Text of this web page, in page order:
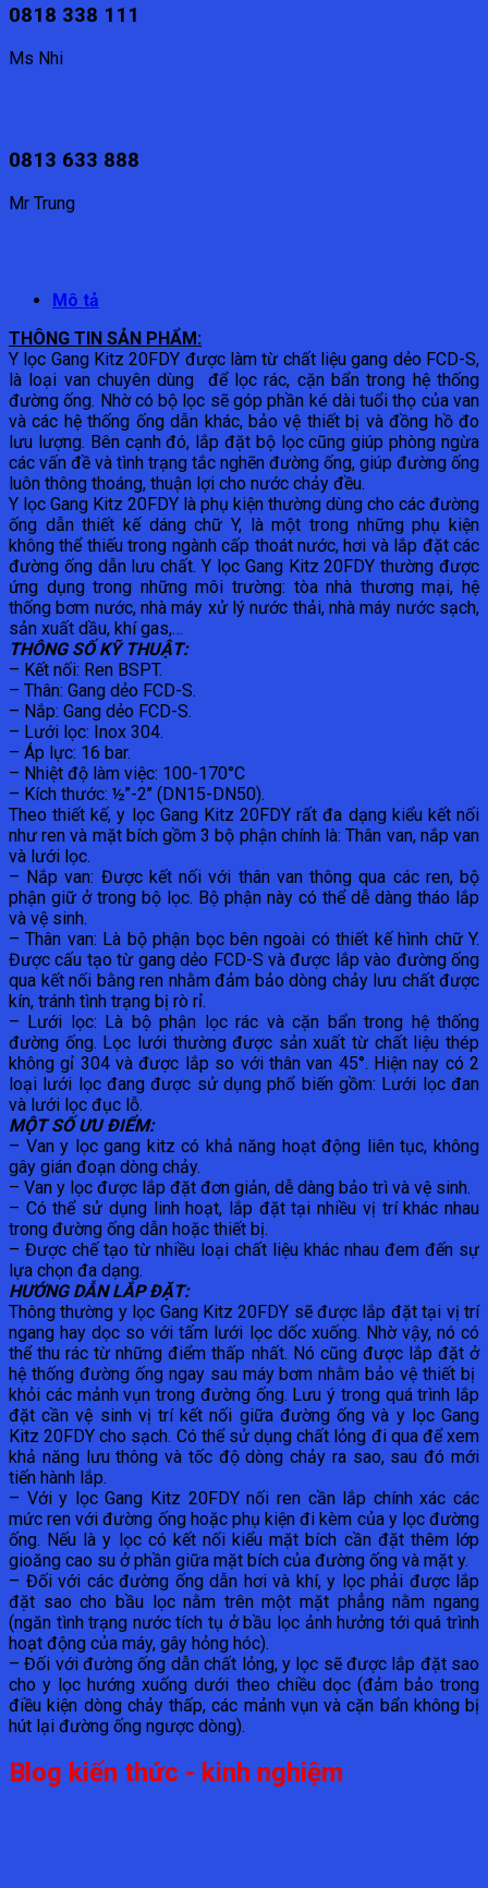
0818 338 111
Ms Nhi
0813 633 888
Mr Trung
Mô tả
THÔNG TIN SẢN PHẨM:
Y lọc Gang Kitz 20FDY được làm từ chất liệu gang dẻo FCD-S,
là loại van chuyên dùng để lọc rác, cặn bẩn trong hệ thống
đường ống. Nhờ có bộ lọc sẽ góp phần ké dài tuổi thọ của van
và các hệ thống ống dẫn khác, bảo vệ thiết bị và đồng hồ đo
lưu lượng. Bên cạnh đó, lắp đặt bộ lọc cũng giúp phòng ngừa
các vấn đề và tình trạng tắc nghẽn đường ống, giúp đường ống
luôn thông thoáng, thuận lợi cho nước chảy đều.
Y lọc Gang Kitz 20FDY là phụ kiện thường dùng cho các đường
ống dẫn thiết kế dáng chữ Y, là một trong những phụ kiện
không thể thiếu trong ngành cấp thoát nước, hơi và lắp đặt các
đường ống dẫn lưu chất. Y lọc Gang Kitz 20FDY thường được
ứng dụng trong những môi trường: tòa nhà thương mại, hệ
thống bơm nước, nhà máy xử lý nước thải, nhà máy nước sạch,
sản xuất dầu, khí gas,…
THÔNG SỐ KỸ THUẬT:
– Kết nối: Ren BSPT.
– Thân: Gang dẻo FCD-S.
– Nắp: Gang dẻo FCD-S.
– Lưới lọc: Inox 304.
– Áp lực: 16 bar.
– Nhiệt độ làm việc: 100-170°C
– Kích thước: ½’’-2’’ (DN15-DN50).
Theo thiết kế, y lọc Gang Kitz 20FDY rất đa dạng kiểu kết nối
như ren và mặt bích gồm 3 bộ phận chính là: Thân van, nắp van
và lưới lọc.
– Nắp van: Được kết nối với thân van thông qua các ren, bộ
phận giữ ở trong bộ lọc. Bộ phận này có thể dễ dàng tháo lắp
và vệ sinh.
– Thân van: Là bộ phận bọc bên ngoài có thiết kế hình chữ Y.
Được cấu tạo từ gang dẻo FCD-S và được lắp vào đường ống
qua kết nối bằng ren nhằm đảm bảo dòng chảy lưu chất được
kín, tránh tình trạng bị rò rỉ.
– Lưới lọc: Là bộ phận lọc rác và cặn bẩn trong hệ thống
đường ống. Lọc lưới thường được sản xuất từ chất liệu thép
không gỉ 304 và được lắp so với thân van 45°. Hiện nay có 2
loại lưới lọc đang được sử dụng phổ biến gồm: Lưới lọc đan
và lưới lọc đục lỗ.
MỘT SỐ ƯU ĐIỂM:
– Van y lọc gang kitz có khả năng hoạt động liên tục, không
gây gián đoạn dòng chảy.
– Van y lọc được lắp đặt đơn giản, dễ dàng bảo trì và vệ sinh.
– Có thể sử dụng linh hoạt, lắp đặt tại nhiều vị trí khác nhau
trong đường ống dẫn hoặc thiết bị.
– Được chế tạo từ nhiều loại chất liệu khác nhau đem đến sự
lựa chọn đa dạng.
HƯỚNG DẪN LẮP ĐẶT:
Thông thường y lọc Gang Kitz 20FDY sẽ được lắp đặt tại vị trí
ngang hay dọc so với tấm lưới lọc dốc xuống. Nhờ vậy, nó có
thể thu rác từ những điểm thấp nhất. Nó cũng được lắp đặt ở
hệ thống đường ống ngay sau máy bơm nhằm bảo vệ thiết bị
khỏi các mảnh vụn trong đường ống. Lưu ý trong quá trình lắp
đặt cần vệ sinh vị trí kết nối giữa đường ống và y lọc Gang
Kitz 20FDY cho sạch. Có thể sử dụng chất lỏng đi qua để xem
khả năng lưu thông và tốc độ dòng chảy ra sao, sau đó mới
tiến hành lắp.
– Với y lọc Gang Kitz 20FDY nối ren cần lắp chính xác các
mức ren với đường ống hoặc phụ kiện đi kèm của y lọc đường
ống. Nếu là y lọc có kết nối kiểu mặt bích cần đặt thêm lớp
gioăng cao su ở phần giữa mặt bích của đường ống và mặt y.
– Đối với các đường ống dẫn hơi và khí, y lọc phải được lắp
đặt sao cho bầu lọc nằm trên một mặt phẳng nằm ngang
(ngăn tình trạng nước tích tụ ở bầu lọc ảnh hưởng tới quá trình
hoạt động của máy, gây hỏng hóc).
– Đối với đường ống dẫn chất lỏng, y lọc sẽ được lắp đặt sao
cho y lọc hướng xuống dưới theo chiều dọc (đảm bảo trong
điều kiện dòng chảy thấp, các mảnh vụn và cặn bẩn không bị
hút lại đường ống ngược dòng).
Blog kiến thức - kinh nghiệm